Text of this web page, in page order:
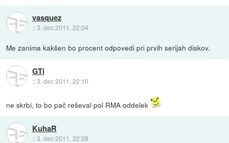
vasquez
::3. dec 2011, 22:04
Me zanima kakšen bo procent odpovedi pri prvih serijah diskov.
GTi
::3. dec 2011, 22:10
ne skrbi, to bo pač reševal pol RMA oddelek
KuhaR
::3. dec 2011, 22:28